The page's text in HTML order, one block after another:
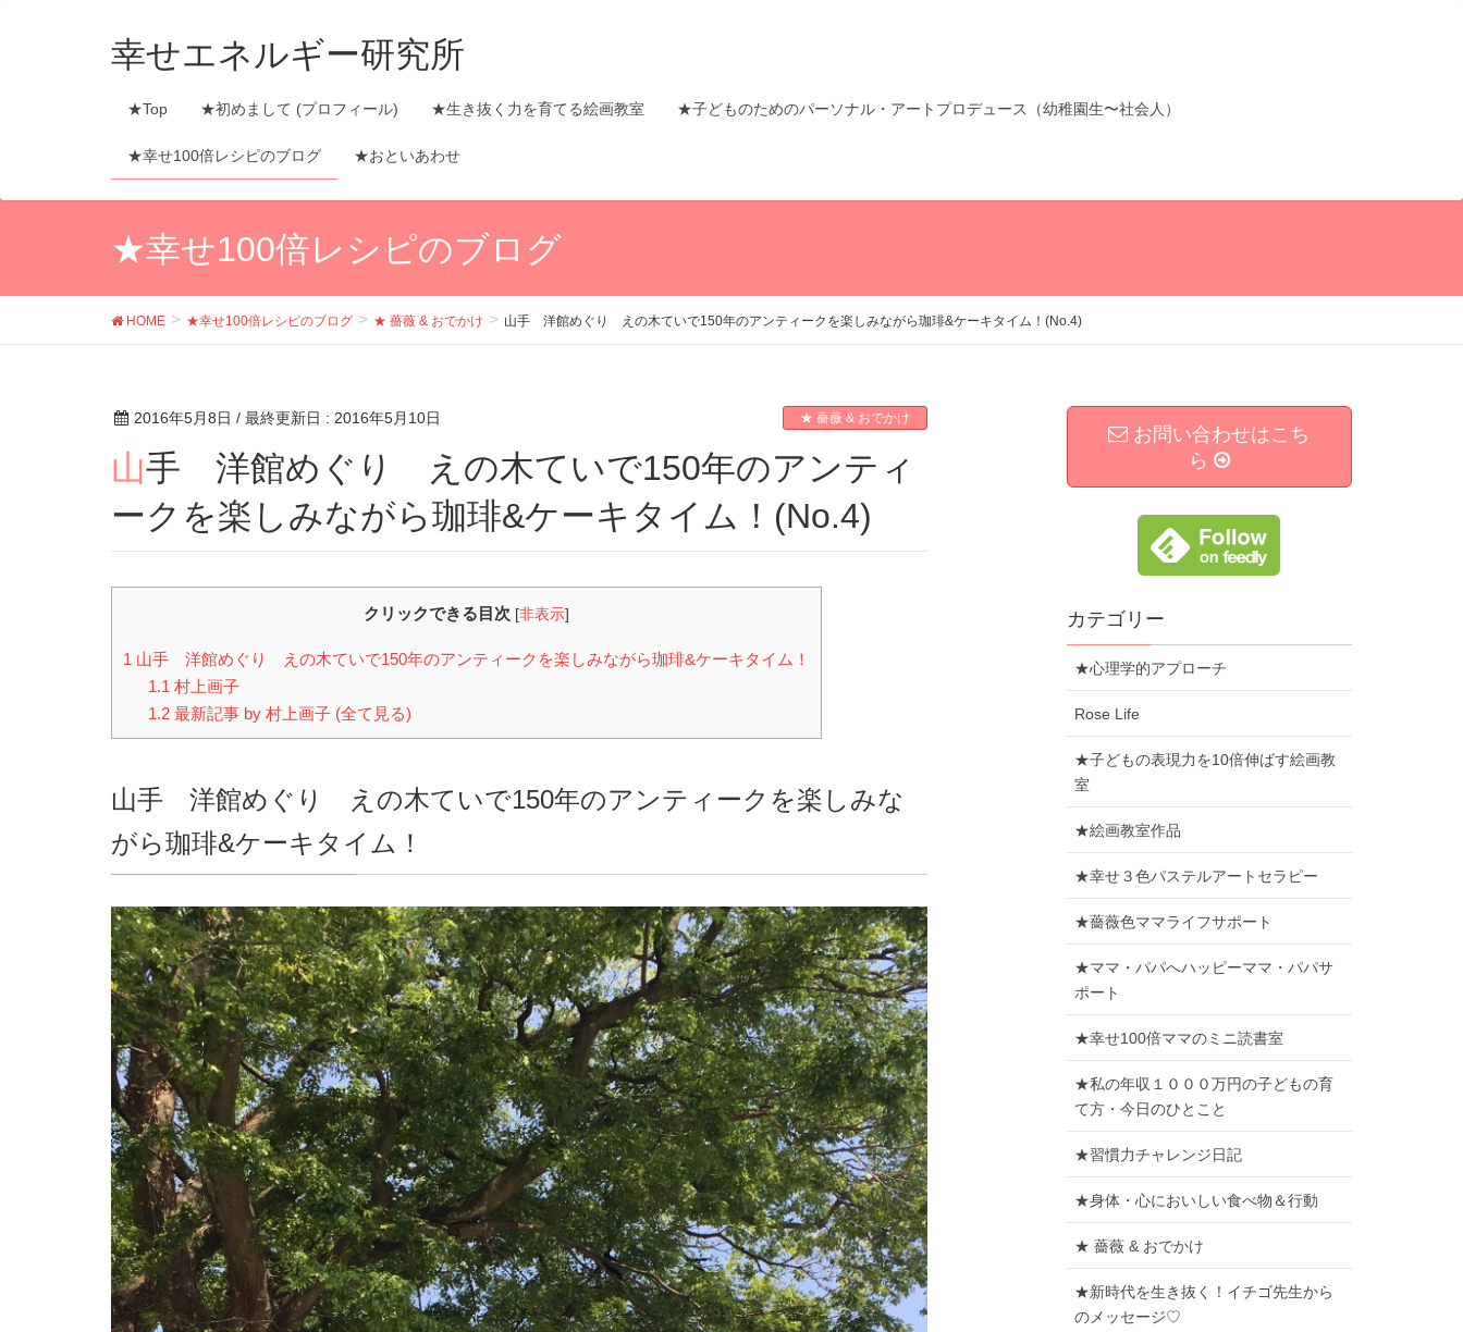
幸せエネルギー研究所
★Top ★初めまして (プロフィール) ★生き抜く力を育てる絵画教室 ★子どものためのパーソナル・アートプロデュース（幼稚園生〜社会人）
★幸せ100倍レシピのブログ ★おといあわせ
★幸せ100倍レシピのブログ
HOME ★幸せ100倍レシピのブログ ★ 薔薇 & おでかけ 山手 洋館めぐり えの木ていで150年のアンティークを楽しみながら珈琲&ケーキタイム！(No.4)
2016年5月8日 / 最終更新日 : 2016年5月10日 ★ 薔薇 & おでかけ
山手 洋館めぐり えの木ていで150年のアンティ
ークを楽しみながら珈琲&ケーキタイム！(No.4)
クリックできる目次 [非表示]
1 山手 洋館めぐり えの木ていで150年のアンティークを楽しみながら珈琲&ケーキタイム！
1.1 村上画子
1.2最新記事 by 村上画子 (全て見る)
山手 洋館めぐり えの木ていで150年のアンティークを楽しみな
がら珈琲&ケーキタイム！
お問い合わせはこち
ら
カテゴリー
★心理学的アプローチ
Rose Life
★子どもの表現力を10倍伸ばす絵画教
室
★絵画教室作品
★幸せ３色パステルアートセラピー
★薔薇色ママライフサポート
★ママ・パパへハッピーママ・パパサ
ポート
★幸せ100倍ママのミニ読書室
★私の年収１０００万円の子どもの育
て方・今日のひとこと
★習慣力チャレンジ日記
★身体・心においしい食べ物＆行動
★ 薔薇 & おでかけ
★新時代を生き抜く！イチゴ先生から
のメッセージ♡